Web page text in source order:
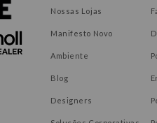
Nossas Lojas
Manifesto Novo
Ambiente
Blog
Designers